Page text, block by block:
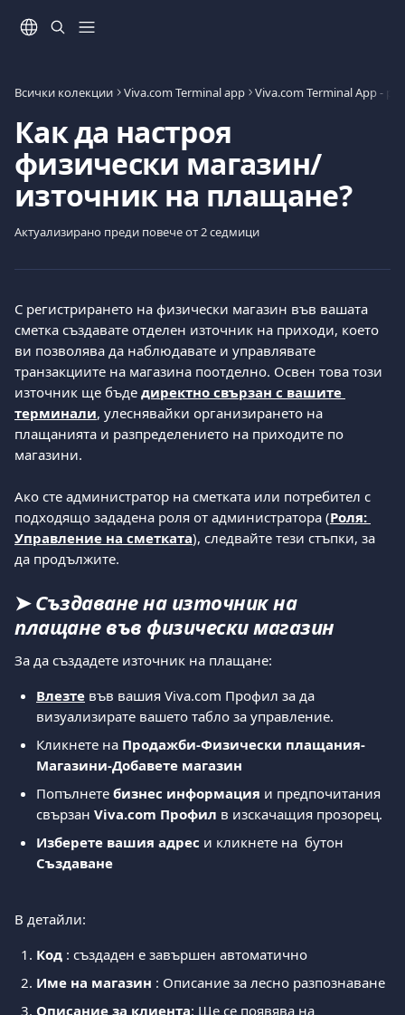
Всички колекции Viva.com Terminal app
Как да настроя
физически магазин/
източник на плащане?
Актуализирано преди повече от 2 седмици
С регистрирането на физически магазин във вашата
сметка създавате отделен източник на приходи, което
ви позволява да наблюдавате и управлявате
транзакциите на магазина поотделно. Освен това този
източник ще бъде директно свързан с вашите
терминали, улеснявайки организирането на
плащанията и разпределението на приходите по
магазини.
Ако сте администратор на сметката или потребител с
подходящо зададена роля от администратора (Роля:
Управление на сметката), следвайте тези стъпки, за
да продължите.
➤ Създаване на източник на
плащане във физически магазин
За да създадете източник на плащане:
Влезте във вашия Viva.com Профил за да
визуализирате вашето табло за управление.
Кликнете на Продажби-Физически плащания-
Магазини-Добавете магазин
Попълнете бизнес информация и предпочитания
свързан Viva.com Профил в изскачащия прозорец.
Изберете вашия адрес и кликнете на  бутон
Създаване
В детайли:
Код : създаден е завършен автоматично
Име на магазин : Описание за лесно разпознаване
Описание за клиента: Ще се появява на